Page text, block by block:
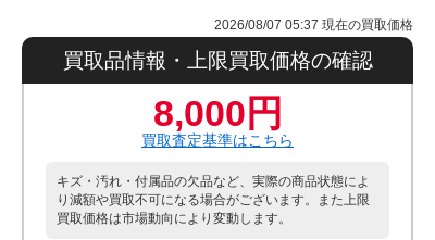
2026/08/07 05:37 現在の買取価格
買取品情報・上限買取価格の確認
8,000円
買取査定基準はこちら
キズ・汚れ・付属品の欠品など、実際の商品状態によ
り減額や買取不可になる場合がございます。また上限
買取価格は市場動向により変動します。